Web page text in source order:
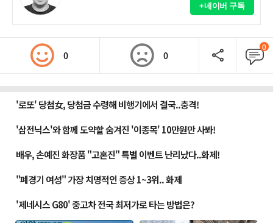
+네이버 구독
0 0
0